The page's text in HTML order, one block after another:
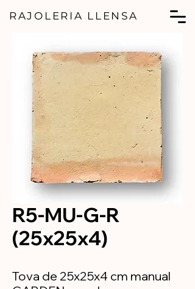
RAJOLERIA LLENSA
R5-MU-G-R
(25x25x4)
Tova de 25x25x4 cm manual